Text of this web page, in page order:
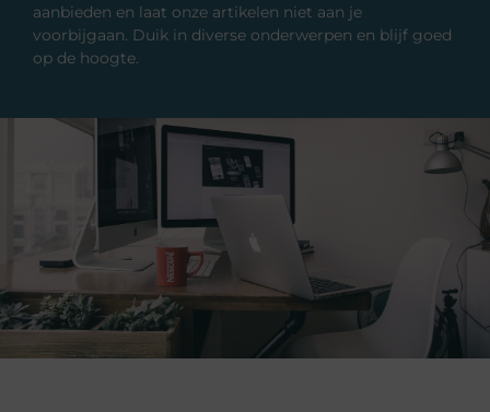
aanbieden en laat onze artikelen niet aan je
voorbijgaan. Duik in diverse onderwerpen en blijf goed
op de hoogte.